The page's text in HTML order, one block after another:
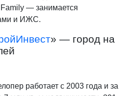
— занимается
и ИЖС.
» — город на
работает с 2003 года и за